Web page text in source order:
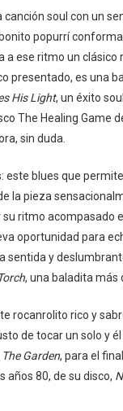
canción soul con un
popurrí
a ese ritmo un clásico
presentado, es una
His Light, un éxito
The Healing Game
sin duda.
blues que
la pieza
ritmo acompasado
oportunidad para
sentida y
, una baladita más
rocanrolito rico y
de tocar un solo y
The Garden, para el
años 80, de su disco,